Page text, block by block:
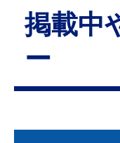
掲載中
ー